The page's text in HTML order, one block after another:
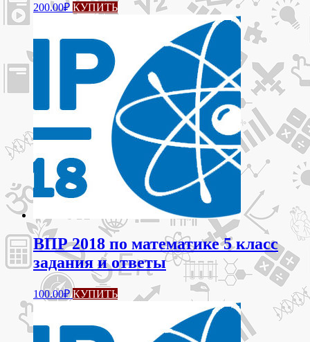
200.00₽ КУПИТЬ
ВПР 2018 по математике 5 класс
задания и ответы
100.00₽ КУПИТЬ